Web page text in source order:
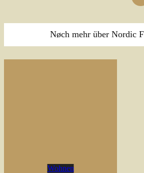
Nøch mehr über Nordic
Wohnen